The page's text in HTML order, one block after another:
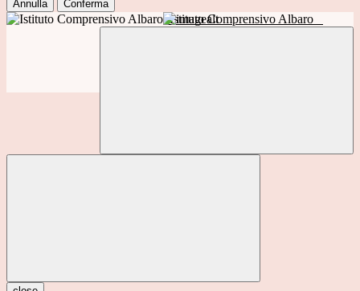
Annulla Conferma
Istituto Comprensivo Albaro